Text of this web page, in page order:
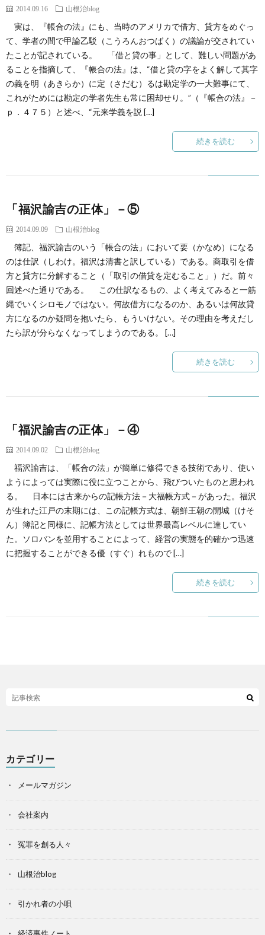
2014.09.16 山根治blog
実は、『帳合の法』にも、当時のアメリカで借方、貸方をめぐっ
て、学者の間で甲論乙駁（こうろんおつばく）の議論が交されてい
たことが記されている。 「借と貸の事」として、難しい問題があ
ることを指摘して、『帳合の法』は、“借と貸の字をよく解して其字
の義を明（あきらか）に定（さだむ）るは勘定学の一大難事にて、
これがためには勘定の学者先生も常に困却せり。”（『帳合の法』－
ｐ．４７５）と述べ、“元来学義を説 […]
続きを読む
「福沢諭吉の正体」－⑤
2014.09.09 山根治blog
簿記、福沢諭吉のいう「帳合の法」において要（かなめ）になる
のは仕訳（しわけ。福沢は清書と訳している）である。商取引を借
方と貸方に分解すること（「取引の借貸を定むること」）だ。前々
回述べた通りである。 この仕訳なるもの、よく考えてみると一筋
縄でいくシロモノではない。何故借方になるのか、あるいは何故貸
方になるのか疑問を抱いたら、もういけない。その理由を考えだし
たら訳が分らなくなってしまうのである。 […]
続きを読む
「福沢諭吉の正体」－④
2014.09.02 山根治blog
福沢諭吉は、「帳合の法」が簡単に修得できる技術であり、使い
ようによっては実際に役に立つことから、飛びついたものと思われ
る。 日本には古来からの記帳方法－大福帳方式－があった。福沢
が生れた江戸の末期には、この記帳方式は、朝鮮王朝の開城（けそ
ん）簿記と同様に、記帳方法としては世界最高レベルに達してい
た。ソロバンを並用することによって、経営の実態を的確かつ迅速
に把握することができる優（すぐ）れもので […]
続きを読む
カテゴリー
メールマガジン
会社案内
冤罪を創る人々
山根治blog
引かれ者の小唄